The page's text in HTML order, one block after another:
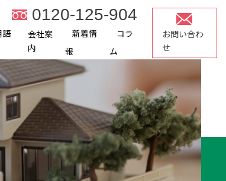
0120-125-904
語
会社案
内
新着情
報
コラ
ム
お問い合わ
せ